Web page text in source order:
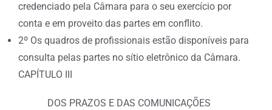
credenciado pela Câmara para o seu exercício por
conta e em proveito das partes em conflito.
2º Os quadros de profissionais estão disponíveis para
consulta pelas partes no sítio eletrônico da Câmara.
CAPÍTULO III
DOS PRAZOS E DAS COMUNICAÇÕES